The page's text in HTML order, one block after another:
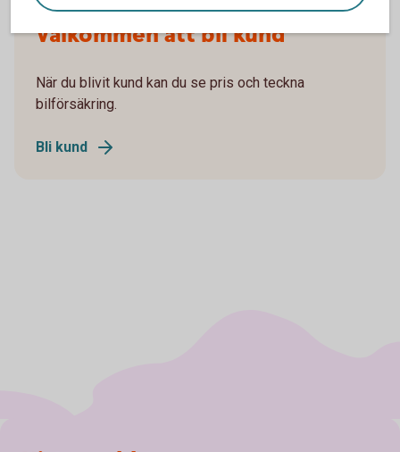
Välkommen att bli kund
När du blivit kund kan du se pris och teckna
bilförsäkring.
Bli kund